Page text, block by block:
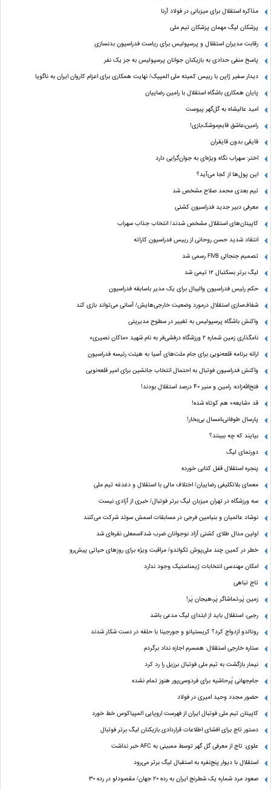
مذاکره استقلال برای میزبانی در فولاد آرنا
پزشکان لیگ مهمان پزشکان تیم ملی
رقابت مدیران استقلال و پرسپولیس برای ریاست فدراسیون بدنسازی
پاسخ منفی حدادی به بازیکنان جوانان پرسپولیس به جز یک نفر
دیدار سفیر ژاپن با رییس کمیته ملی المپیک/ نهایت همکاری برای اعزام کاروان ایران به ناگویا
پایان همکاری باشگاه استقلال با رامین رضاییان
امید عالیشاه به گل‌گهر پیوست
رامین،عاشق قایم‌موشک‌بازی!
قایقی بدون قایقران
اختر: سهراب نگاه ویژه‌ای به جوان‌گرایی دارد
این پول‌ها از کجا می‌آید؟
تیم بعدی محمد صلاح مشخص شد
معرفی دبیر جدید فدراسیون کشتی
کاپیتان‌های استقلال مشخص شدند/ انتخاب جذاب سهراب
انتقاد شدید حسن روحانی از رییس فدراسیون کاراته
تصمیم جنجالی FIVB رسمی شد
لیگ برتر بسکتبال ۱۲ تیمی شد
حکم رئیس فدراسیون والیبال برای یک مدیر باسابقه فدراسیون
شفاف‌سازی استقلال درمورد وضعیت خارجی‌هایش/ آسانی می‌تواند بازی کند
واکنش باشگاه پرسپولیس به تغییر در سطوح مدیریتی
نامگذاری زمین شماره ۲ ورزشگاه درفشی‌فر به نام شهید «ماکان نصیری»
ارائه برنامه‌ قلعه‌نویی برای جام ملت‌های آسیا به هیئت رئیسه فدراسیون
واکنش فدراسیون فوتبال به احتمال انتخاب جانشین برای امیر قلعه‌نویی
فتح‌الله‌زاده: رامین و منیر 40 درصد استقلال بودند!
قد «شایعه» هم کوتاه شده!
پارسال طوفانی،امسال بی‌بخار!
بیایند که چه ببینند؟
دورنمای لیگ
پنجره‌ استقلال قفل کتابی خورده
معمای بلاتکلیفی رضاییان/ اختلاف مالی با استقلال و دغدغه تیم ملی
سه ورزشگاه در تهران میزبان لیگ برتر فوتبال/ خبری از آزادی نیست
نوشاد عالمیان و بنیامین فرجی در مسابقات اسمش سوئد شرکت می‌کنند
اولین مدال طلای کشتی آزاد نوجوانان ضرب شد/اسمعلی نقره‌ای شد
خطر در کمین چند ملی‌پوش تکواندو/ مراقبت ویژه برای روزهای حیاتی پیش‌رو
امکان مهندسی انتخابات ژیمناستیک وجود ندارد
تاج تباهی
زمین پَر،تماشاگر پَر،هیجان پَر!
رجبی: استقلال باید از ابتدای لیگ مدعی باشد
رونالدو ازدواج کرد؟ کریستیانو و جورجینا با حلقه در دست شکار شدند
ستاره خارجی استقلال: همسرم اجازه نداد برگردم
نیمار بازگشت به تیم ملی فوتبال برزیل را رد کرد
جام‌جهانی پُرحاشیه برای فردوسی‌پور هنوز تمام نشده
حضور مجدد وحید امیری در فولاد
کاپیتان تیم ملی فوتبال ایران از فهرست اروپایی المپیاکوس خط خورد
دستور تاج برای افشای اطلاعات قراردادی بازیکنان لیگ برتر فوتبال
علوی: تاج از معرفی گل گهر توسط ممبینی به AFC خبر نداشت
استقلال با دیوار پنج‌نفره به استقبال لیگ برتر می‌رود
صعود مرد شماره یک شطرنج ایران به رده ۲۰ جهان/ مقصودلو در رده ۳۰